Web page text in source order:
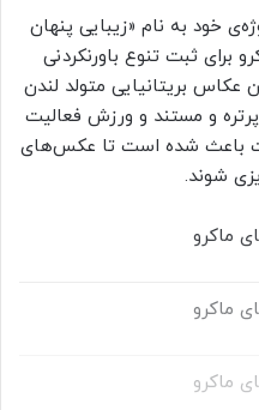
خود به نام «زیبایی پنهان
برای ثبت تنوع باورنکردنی
عکاس بریتانیایی متولد لندن
و مستند و ورزش فعالیت
باعث شده است تا عکس‌های
شوند.